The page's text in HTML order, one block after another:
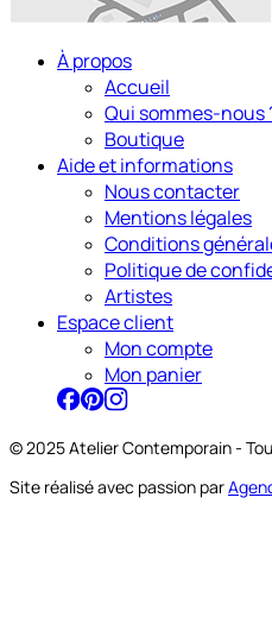
À propos
Accueil
Qui sommes-nous
Boutique
Aide et informations
Nous contacter
Mentions légales
Conditions
Politique de
Artistes
Espace client
Mon compte
Mon panier
© 2025 Atelier Contemporain -
Site réalisé avec passion par